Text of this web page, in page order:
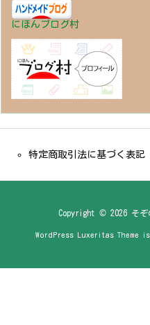
にほんブログ村
特定商取引法に基づく表記
Copyright © 2026 そぞ
WordPress Luxeritas Theme